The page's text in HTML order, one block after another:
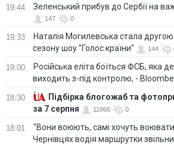
19:44 Зеленський прибув до Сербії на
147 0
19:33
Наталія Могилевська стала
сезону шоу "Голос країни"
144
19:00
Російська еліта боїться ФСБ, яка
виходить з-під контролю, -
18:30
Підбірка блогожаб та
за 7 серпня
11866 0
18:01
"Вони воюють, самі хочуть
Чернівцях водія маршрутки